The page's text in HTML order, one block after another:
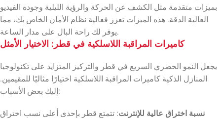
بميزات متقدمة مثل الكشف عن الحركة والرؤية الليلية وجودة الفيديو
العالية الدقة. هذه الميزات تعزز فعالية نظام الأمان الخاص بك، مما
يوفر لك راحة البال على مدار الساعة.
كاميرات المراقبة اللاسلكية في قطر: الاختيار الأمثل
يجعل النمو الحضري السريع في قطر والتركيز المتزايد على تكنولوجيا
المنازل الذكية كاميرات المراقبة اللاسلكية اختيارًا مثاليًا للمقيمين.
إليك بعض الأسباب:
نسبة اختراق عالية للإنترنت: تتمتع قطر بإحدى أعلى نسب اختراق